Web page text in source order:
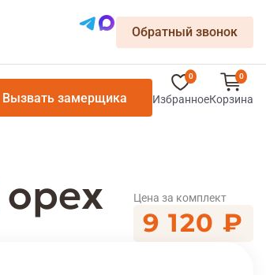
Обратный звонок
Вызвать замерщика
0
Избранное
0
Корзина
Цена за комплект
9 120 ₽